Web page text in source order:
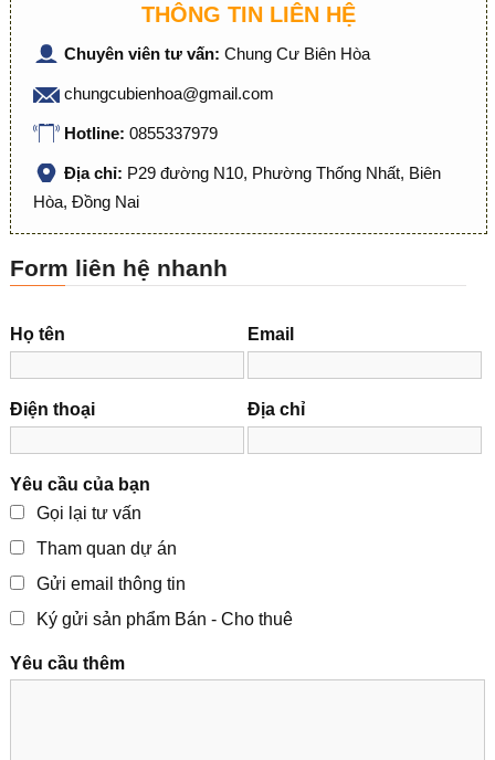
THÔNG TIN LIÊN HỆ
Chuyên viên tư vấn: Chung Cư Biên Hòa
chungcubienhoa@gmail.com
Hotline: 0855337979
Địa chỉ: P29 đường N10, Phường Thống Nhất, Biên
Hòa, Đồng Nai
Form liên hệ nhanh
Họ tên Email
Điện thoại Địa chỉ
Yêu cầu của bạn
Gọi lại tư vấn
Tham quan dự án
Gửi email thông tin
Ký gửi sản phẩm Bán - Cho thuê
Yêu cầu thêm